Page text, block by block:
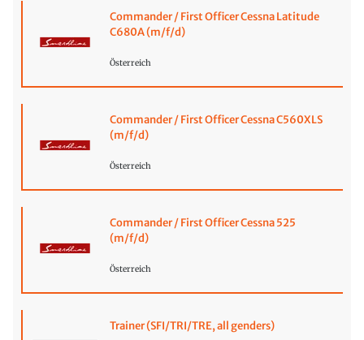
Commander / First Officer Cessna Latitude
C680A (m/f/d)
Österreich
Commander / First Officer Cessna C560XLS
(m/f/d)
Österreich
Commander / First Officer Cessna 525
(m/f/d)
Österreich
Trainer (SFI/TRI/TRE, all genders)